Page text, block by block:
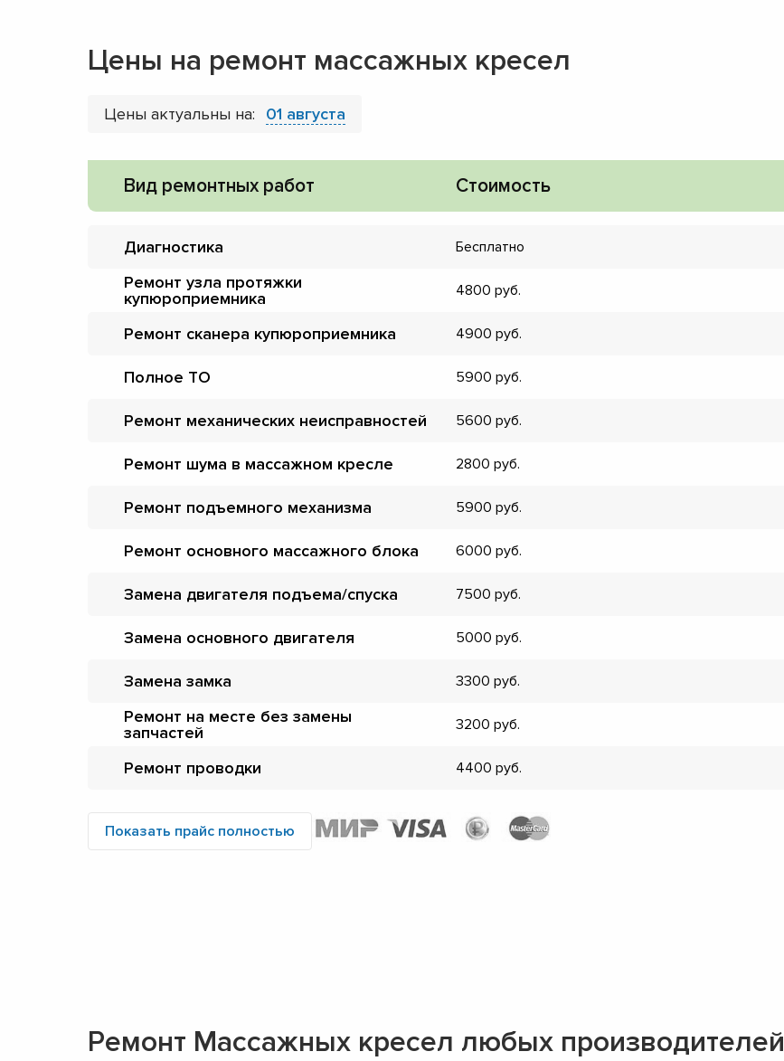
Цены на ремонт массажных кресел
Цены актуальны на: 01 августа
Вид ремонтных работ Стоимость
Диагностика Бесплатно
Ремонт узла протяжки
купюроприемника
4800
Ремонт сканера купюроприемника 4900
Полное ТО 5900
Ремонт механических неисправностей 5600
Ремонт шума в массажном кресле 2800
Ремонт подъемного механизма 5900
Ремонт основного массажного блока 6000
Замена двигателя подъема/спуска 7500
Замена основного двигателя 5000
Замена замка 3300
Ремонт на месте без замены
запчастей
3200
Ремонт проводки 4400
Показать прайс полностью
Ремонт Массажных кресел любых производителей